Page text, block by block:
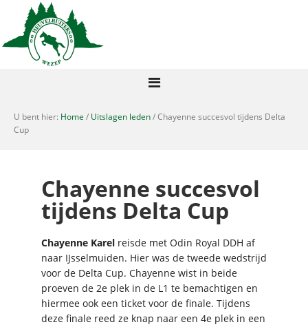
U bent hier: Home / Uitslagen leden/ Chayenne succesvol tijdens Delta
Cup
Chayenne succesvol
tijdens Delta Cup
Chayenne Karel reisde met Odin Royal DDH af
naar IJsselmuiden. Hier was de tweede wedstrijd
voor de Delta Cup. Chayenne wist in beide
proeven de 2e plek in de L1 te bemachtigen en
hiermee ook een ticket voor de finale. Tijdens
deze finale reed ze knap naar een 4e plek in een